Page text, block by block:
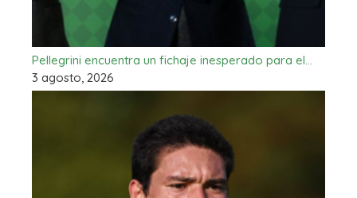
Pellegrini encuentra un fichaje inesperado para el…
3 agosto, 2026